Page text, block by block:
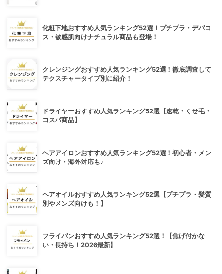
化粧下地おすすめ人気ランキング52選！プチプラ・デパコ
ス・敏感肌向けナチュラル商品も登場！
クレンジングおすすめ人気ランキング52選！徹底調査して
テクスチャータイプ別に紹介！
ドライヤーおすすめ人気ランキング52選【速乾・くせ毛・
コスパ商品】
ヘアアイロンおすすめ人気ランキング52選！初心者・メン
ズ向け・海外対応も♪
ヘアオイルおすすめ人気ランキング52選【プチプラ・髪質
別やメンズ向けも！】
フライパンおすすめ人気ランキング52選！【焦げ付かな
い・長持ち！2026最新】